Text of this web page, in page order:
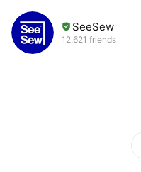
SeeSew
12,621 friends